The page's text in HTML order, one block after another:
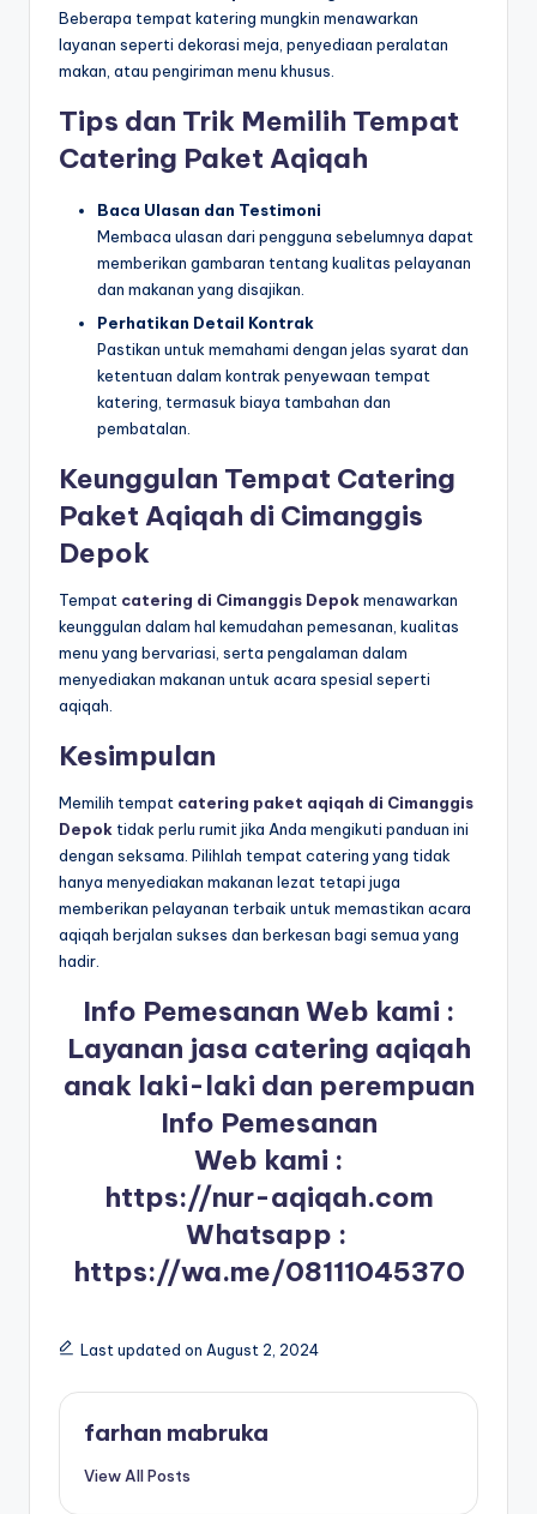
Beberapa tempat katering mungkin menawarkan
layanan seperti dekorasi meja, penyediaan peralatan
makan, atau pengiriman menu khusus.
Tips dan Trik Memilih Tempat
Catering Paket Aqiqah
Baca Ulasan dan Testimoni
Membaca ulasan dari pengguna sebelumnya dapat
memberikan gambaran tentang kualitas pelayanan
dan makanan yang disajikan.
Perhatikan Detail Kontrak
Pastikan untuk memahami dengan jelas syarat dan
ketentuan dalam kontrak penyewaan tempat
katering, termasuk biaya tambahan dan
pembatalan.
Keunggulan Tempat Catering
Paket Aqiqah di Cimanggis
Depok
Tempat catering di Cimanggis Depok menawarkan
keunggulan dalam hal kemudahan pemesanan, kualitas
menu yang bervariasi, serta pengalaman dalam
menyediakan makanan untuk acara spesial seperti
aqiqah.
Kesimpulan
Memilih tempat catering paket aqiqah di Cimanggis
Depok tidak perlu rumit jika Anda mengikuti panduan ini
dengan seksama. Pilihlah tempat catering yang tidak
hanya menyediakan makanan lezat tetapi juga
memberikan pelayanan terbaik untuk memastikan acara
aqiqah berjalan sukses dan berkesan bagi semua yang
hadir.
Info Pemesanan Web kami :
Layanan jasa catering aqiqah
anak laki-laki dan perempuan
Info Pemesanan
Web kami :
https://nur-aqiqah.com
Whatsapp :
https://wa.me/08111045370
Last updated on August 2, 2024
farhan mabruka
View All Posts